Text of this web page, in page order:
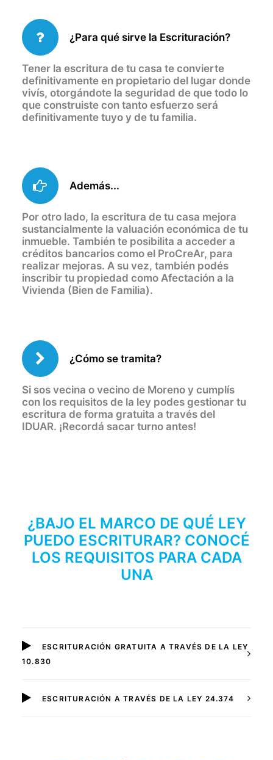
¿Para qué sirve la Escrituración?
Tener la escritura de tu casa te convierte
definitivamente en propietario del lugar donde
vivís, otorgándote la seguridad de que todo lo
que construiste con tanto esfuerzo será
definitivamente tuyo y de tu familia.
Además...
Por otro lado, la escritura de tu casa mejora
sustancialmente la valuación económica de tu
inmueble. También te posibilita a acceder a
créditos bancarios como el ProCreAr, para
realizar mejoras. A su vez, también podés
inscribir tu propiedad como Afectación a la
Vivienda (Bien de Familia).
¿Cómo se tramita?
Si sos vecina o vecino de Moreno y cumplís
con los requisitos de la ley podes gestionar tu
escritura de forma gratuita a través del
IDUAR. ¡Recordá sacar turno antes!
¿BAJO EL MARCO DE QUÉ LEY
PUEDO ESCRITURAR? CONOCÉ
LOS REQUISITOS PARA CADA
UNA
ESCRITURACIÓN GRATUITA A TRAVÉS DE LA LEY
10.830
ESCRITURACIÓN A TRAVÉS DE LA LEY 24.374